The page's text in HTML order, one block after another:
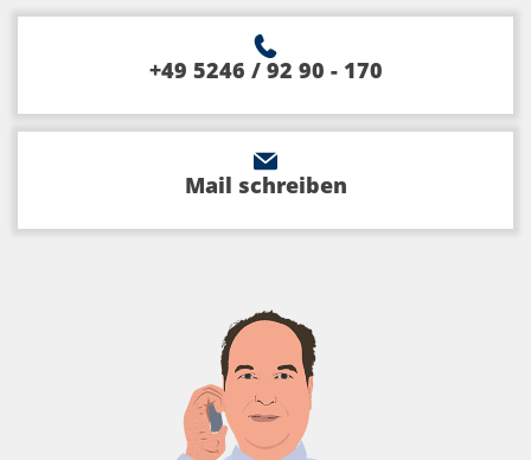
+49 5246 / 92 90 - 170
Mail schreiben